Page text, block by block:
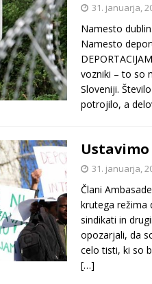
31. januarja,
Namesto
Namesto
vozniki – to so
Sloveniji.
potrojilo, a
31. januarja,
Člani
krutega režima
sindikati in
opozarjali, da
celo tisti, ki so
[…]